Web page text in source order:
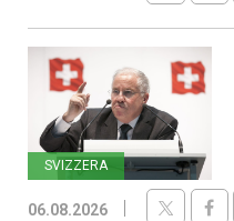
SVIZZERA
06.08.2026